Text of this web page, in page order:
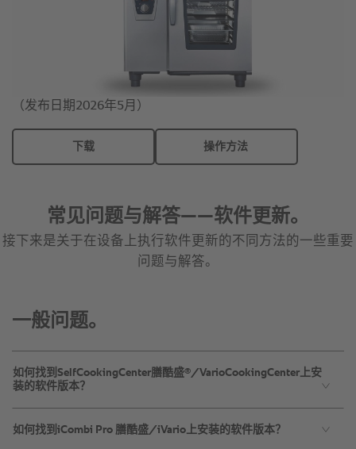
一般问题。
如何找到SelfCookingCenter膳酷盛® /VarioCookingCenter上安
装的软件版本？
如何找到iCombi Pro 膳酷盛/iVario上安装的软件版本？